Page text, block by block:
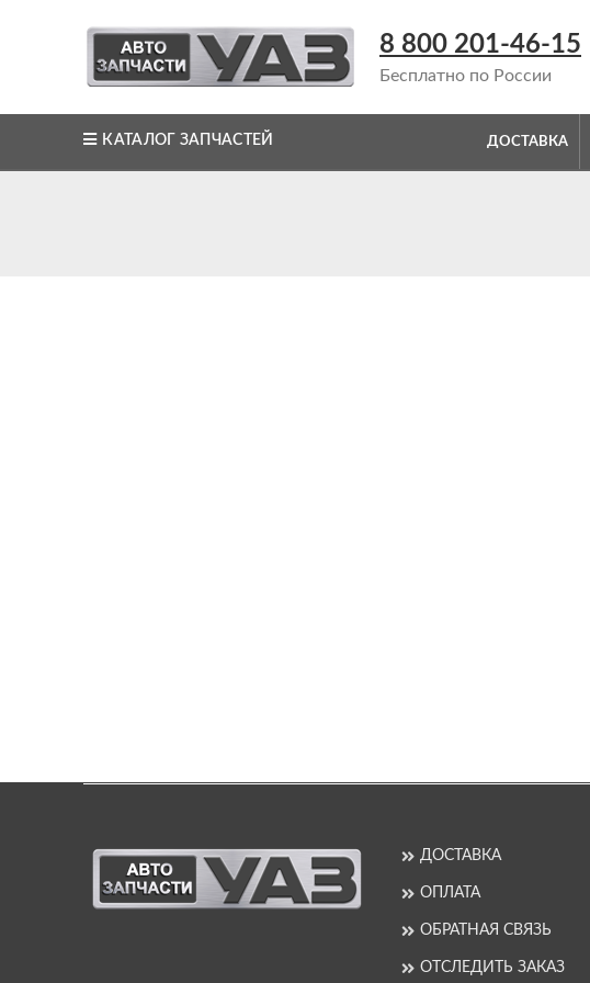
8 800 201-46-15
Бесплатно по России
КАТАЛОГ ЗАПЧАСТЕЙ ДОСТАВКА
ДОСТАВКА
ОПЛАТА
ОБРАТНАЯ СВЯЗЬ
ОТСЛЕДИТЬ ЗАКАЗ